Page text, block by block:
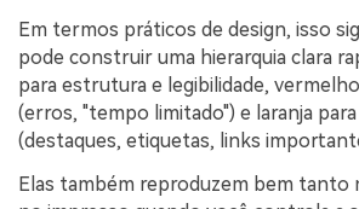
Em termos práticos de design, isso
pode construir uma hierarquia clara
para estrutura e legibilidade,
(erros, "tempo limitado") e laranja para
(destaques, etiquetas, links
Elas também reproduzem bem tanto